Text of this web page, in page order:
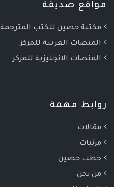
مواقع صديقة
مكتبة حصين للكتب المترجمة
المنصات العربية للمركز
المنصات الانجليزية للمركز
روابط مهمة
مقالات
مرئيات
خطب حصين
من نحن